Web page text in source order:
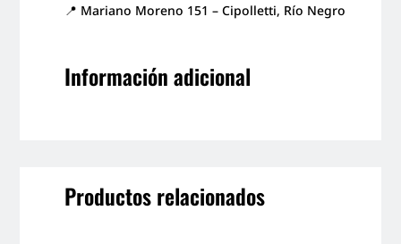
📍 Mariano Moreno 151 – Cipolletti, Río Negro
Información adicional
Productos relacionados